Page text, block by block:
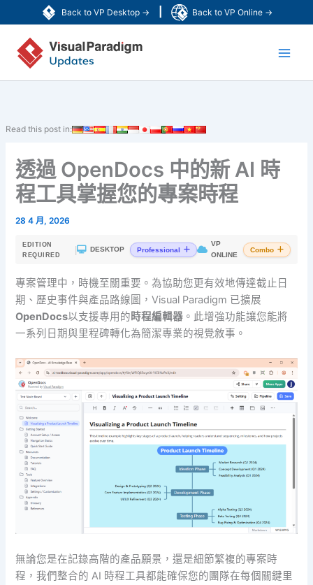
Back to VP Desktop → Back to VP Online →
至
Read this post in:
透過 OpenDocs 中的新 AI 時
程工具掌握您的專案時程
28 4 月, 2026
EDITION
REQUIRED
DESKTOP Professional
VP
ONLINE
Combo
專案管理中，時機至關重要。為協助您更有效地傳達截止日
期、歷史事件與產品路線圖，Visual Paradigm 已擴展
OpenDocs以支援專用的時程編輯器 。此增強功能讓您能將
一系列日期與里程碑轉化為簡潔專業的視覺敘事。
無論您是在記錄高階的產品願景，還是細節繁複的專案時
程，我們整合的 AI 時程工具都能確保您的團隊在每個關鍵里